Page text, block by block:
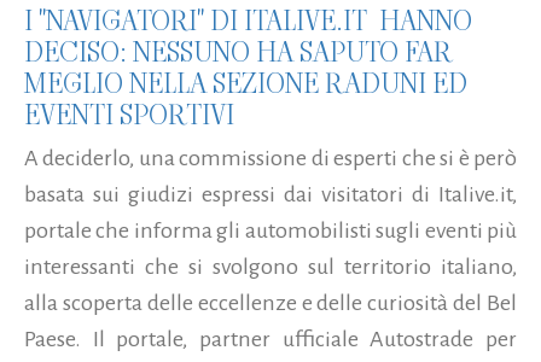
I "NAVIGATORI" DI ITALIVE.IT HANNO
DECISO: NESSUNO HA SAPUTO FAR
MEGLIO NELLA SEZIONE RADUNI ED
EVENTI SPORTIVI
A deciderlo, una commissione di esperti che si è però
basata sui giudizi espressi dai visitatori di Italive.it,
portale che informa gli automobilisti sugli eventi più
interessanti che si svolgono sul territorio italiano,
alla scoperta delle eccellenze e delle curiosità del Bel
Paese. Il portale, partner ufficiale Autostrade per